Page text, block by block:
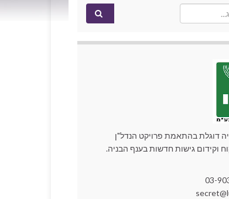
דוגלת בהתאמת פרויקט הנדל"ן
וקידום גישות חדשות בענף הבניה.